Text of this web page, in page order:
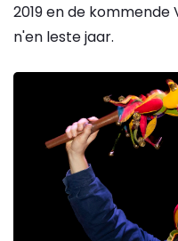
2019 en de
n'en leste jaar.